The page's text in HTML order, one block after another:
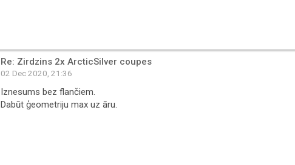
Re: Zirdzins 2x ArcticSilver coupes
02 Dec 2020, 21:36
Iznesums bez flančiem.
Dabūt ģeometriju max uz āru.